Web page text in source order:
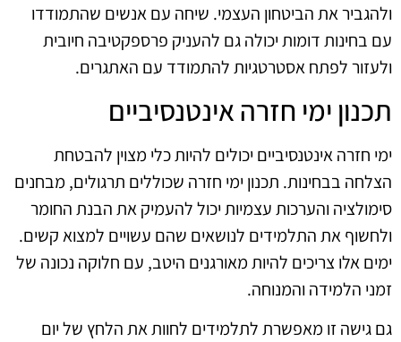
ולהגביר את הביטחון העצמי. שיחה עם אנשים שהתמודדו
עם בחינות דומות יכולה גם להעניק פרספקטיבה חיובית
ולעזור לפתח אסטרטגיות להתמודד עם האתגרים.
תכנון ימי חזרה אינטנסיביים
ימי חזרה אינטנסיביים יכולים להיות כלי מצוין להבטחת
הצלחה בבחינות. תכנון ימי חזרה שכוללים תרגולים, מבחנים
סימולציה והערכות עצמיות יכול להעמיק את הבנת החומר
ולחשוף את התלמידים לנושאים שהם עשויים למצוא קשים.
ימים אלו צריכים להיות מאורגנים היטב, עם חלוקה נכונה של
זמני הלמידה והמנוחה.
גם גישה זו מאפשרת לתלמידים לחוות את הלחץ של יום